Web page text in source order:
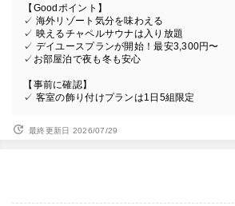
【Goodポイント】
✓ 海外リゾート気分を味わえる
✓ 映えるチャペルサウナは入り放題
✓ デイユースプランが開始！最安3,300円〜
✓お部屋泊で夜も冬も安心
【事前に確認】
✓ 客室の飾り付けプランは1日5組限定
最終更新日 2026/07/29